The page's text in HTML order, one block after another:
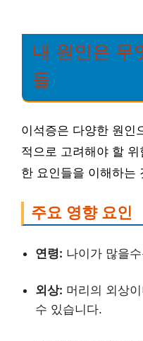
내 원인은 무
들
이석증은 다양한 원인
적으로 고려해야 할
한 요인들을 이해하는
주요 영향 요인
연령: 나이가 많을
외상: 머리의 외상
수 있습니다.